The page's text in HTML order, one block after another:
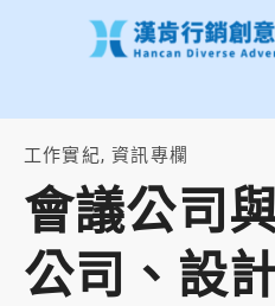
內
工作實紀,資訊專欄
會議公司
公司、設